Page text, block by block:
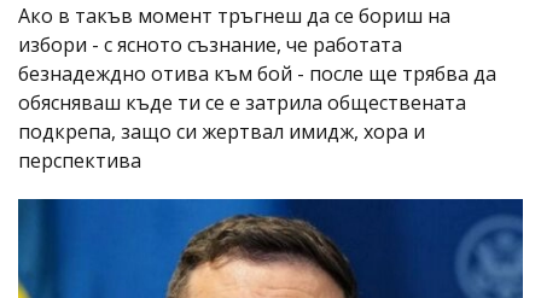
Ако в такъв момент тръгнеш да се бориш на
избори - с ясното съзнание, че работата
безнадеждно отива към бой - после ще трябва да
обясняваш къде ти се е затрила обществената
подкрепа, защо си жертвал имидж, хора и
перспектива